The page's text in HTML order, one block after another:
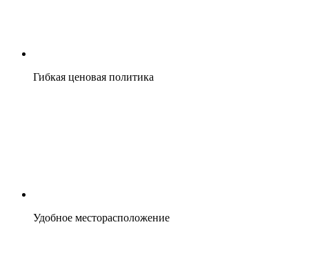
Гибкая ценовая политика
Удобное месторасположение